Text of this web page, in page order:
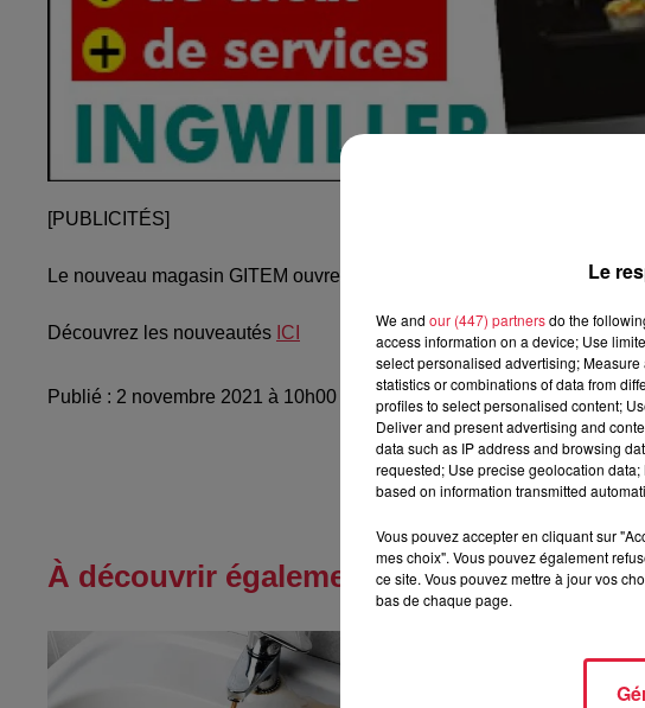
[PUBLICITÉS]
Le nouveau magasin GITEM ouvre ses portes le 3 novembre à
Découvrez les nouveautés ICI
Publié : 2 novembre 2021 à 10h00 - Modifié : 8 novembre 2021 à
À découvrir également
Le
We and our (447) partnersdo the
access information on a device; Use
select personalised advertising;
statistics or combinations of data from
profiles to select personalised content;
Deliver and present advertising and
data such as IP address and browsing
requested; Use precise geolocation
based on information transmitted
Vous pouvez accepter en cliquant sur
mes choix". Vous pouvez également
ce site. Vous pouvez mettre à jour vos
bas de chaque page.